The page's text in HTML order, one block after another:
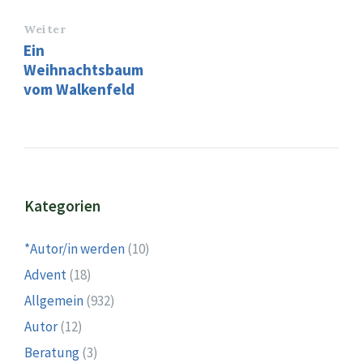
Weiter
Ein
Weihnachtsbaum
vom Walkenfeld
Kategorien
*Autor/in werden(10)
Advent(18)
Allgemein(932)
Autor(12)
Beratung(3)